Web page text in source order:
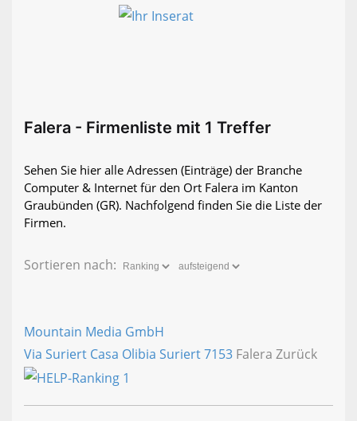
Falera - Firmenliste mit 1 Treffer
Sehen Sie hier alle Adressen (Einträge) der Branche
Computer & Internet für den Ort Falera im Kanton
Graubünden (GR). Nachfolgend finden Sie die Liste der
Firmen.
Sortieren nach:
Mountain Media GmbH
Via Suriert Casa Olibia Suriert7153 Falera Zurück